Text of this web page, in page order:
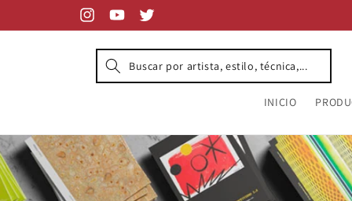
directamente
al contenidoInstagramYouTubeTwitter
INICIO